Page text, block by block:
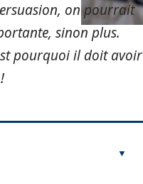
on pourrait
sinon plus.
pourquoi il doit avoir